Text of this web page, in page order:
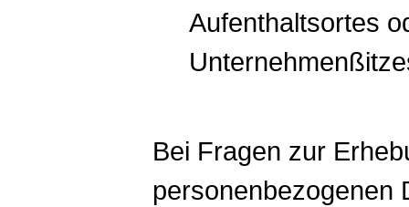
Aufenthaltsortes
Bei Fragen zur
personenbezogenen